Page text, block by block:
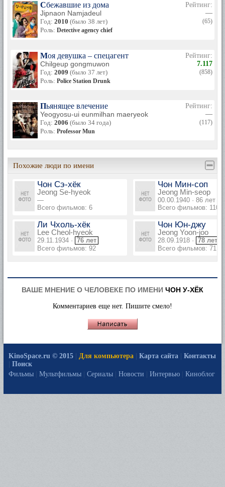
Сбежавшие из дома
Jipnaon Namjadeul
Год: 2010 (было 38 лет)
Роль: Detective agency chief
Рейтинг:
—
(65)
Моя девушка – спецагент
Chilgeup gongmuwon
Год: 2009 (было 37 лет)
Роль: Police Station Drunk
Рейтинг:
7.117
(858)
Пьянящее влечение
Yeogyosu-ui eunmilhan maeryeok
Год: 2006 (было 34 года)
Роль: Professor Mun
Рейтинг:
—
(117)
Похожие люди по имени
Чон Сэ-хёк
Jeong Se-hyeok
—
Всего фильмов: 6
Чон Мин-соп
Jeong Min-seop
00.00.1940 · 86 лет
Всего фильмов: 110
Ли Чхоль-хёк
Lee Cheol-hyeok
29.11.1934 · 76 лет
Всего фильмов: 92
Чон Юн-джу
Jeong Yoon-joo
28.09.1918 · 78 лет
Всего фильмов: 71
ВАШЕ МНЕНИЕ О ЧЕЛОВЕКЕ ПО ИМЕНИ ЧОН У-ХЁК
Комментариев еще нет. Пишите смело!
KinoSpace.ru © 2015 Для компьютера Карта сайта
Контакты
Поиск
Фильмы
Мультфильмы Сериалы Новости Интервью Киноблог